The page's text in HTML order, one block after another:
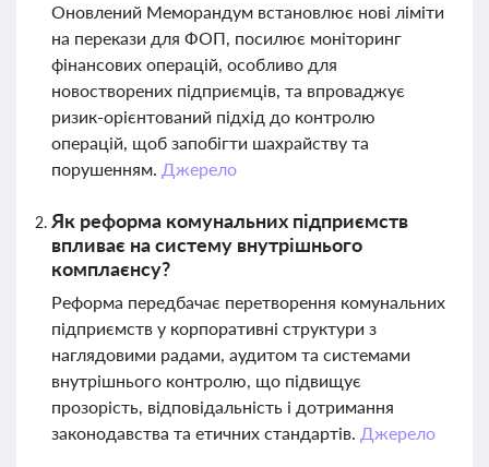
Оновлений Меморандум встановлює нові ліміти
на перекази для ФОП, посилює моніторинг
фінансових операцій, особливо для
новостворених підприємців, та впроваджує
ризик-орієнтований підхід до контролю
операцій, щоб запобігти шахрайству та
порушенням. Джерело
Як реформа комунальних підприємств
впливає на систему внутрішнього
комплаєнсу?
Реформа передбачає перетворення комунальних
підприємств у корпоративні структури з
наглядовими радами, аудитом та системами
внутрішнього контролю, що підвищує
прозорість, відповідальність і дотримання
законодавства та етичних стандартів. Джерело